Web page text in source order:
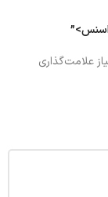
علامت‌گذاری